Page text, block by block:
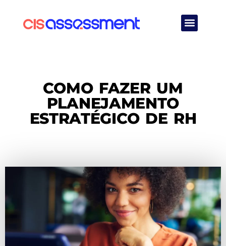
COMO FAZER UM
PLANEJAMENTO
ESTRATÉGICO DE RH